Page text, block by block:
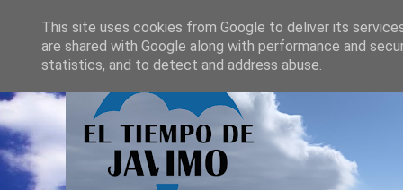
This site uses cookies from Google to deliver its
are shared with Google along with performance and
statistics, and to detect and address abuse.